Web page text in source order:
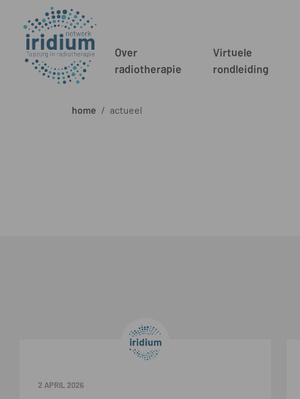
Over
radiotherapie
Virtuele
rondleiding
home / actueel
2 APRIL 2026